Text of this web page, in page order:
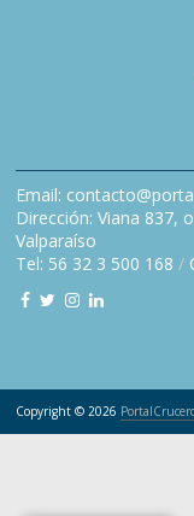
Email:
Dirección: Viana 837,
Valparaíso
Tel: 56 32 3 500 168 /
Copyright © 2026